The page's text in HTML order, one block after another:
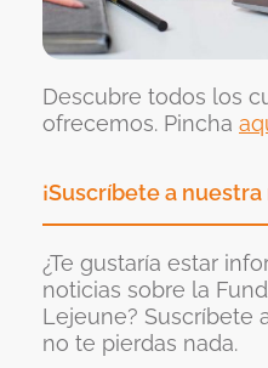
Descubre todos los
ofrecemos. Pincha
¡Suscríbete a
¿Te gustaría estar
noticias sobre la
Lejeune? Suscríbete
no te pierdas nada.